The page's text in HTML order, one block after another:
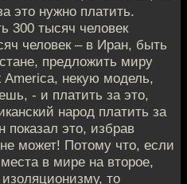
это нужно платить.
300 тысяч человек
человек – в Иран, быть
предложить миру
America, некую модель,
- и платить за это,
народ платить за
это, избрав
может! Потому что, если
в мире на второе,
то